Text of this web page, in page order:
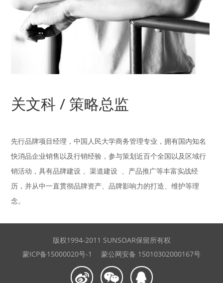
关文科 / 策略总监
先行品牌项目经理，中国人民大学商务管理专业，拥有国内知名
快消品企业销售以及行销经验，参与策划近百个全国以及区域行
销活动，具有品牌建设 、渠道建设 、产品推广等丰富实战经
历，并从中一直贯彻品牌资产、品牌影响力的打造、维护等理
念。
版权1994-2011 SUNSOAR保留所有权
蒙ICP备15000020号-1
蒙公网安备 15010302000167号